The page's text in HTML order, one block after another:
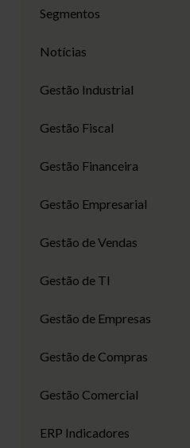
Segmentos
Notícias
Gestão Industrial
Gestão Fiscal
Gestão Financeira
Gestão Empresarial
Gestão de Vendas
Gestão de TI
Gestão de Empresas
Gestão de Compras
Gestão Comercial
ERP Indicadores